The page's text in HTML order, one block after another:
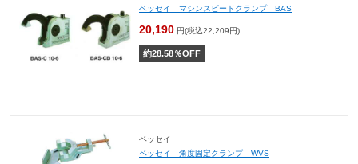
ベッセイ マシンスピードクランプ BAS
20,190 円(税込22,209円)
約28.58％OFF
ベッセイ
ベッセイ 角度固定クランプ WVS